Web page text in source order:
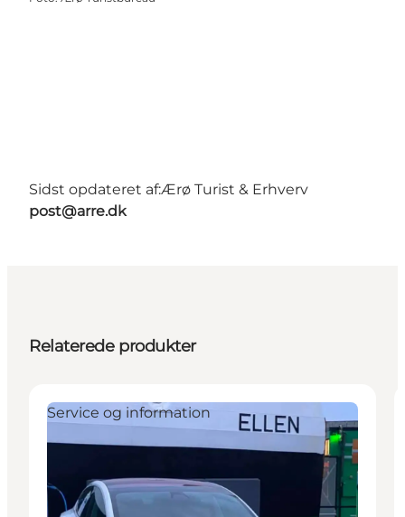
Sidst opdateret af:Ærø Turist & Erhverv
post@arre.dk
Relaterede produkter
Service og information